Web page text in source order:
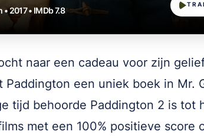
• 2017 • IMDb 7.8
naar een cadeau voor zijn
een uniek boek in Mr.
tijd behoorde Paddington 2 is tot
met een 100% positieve score